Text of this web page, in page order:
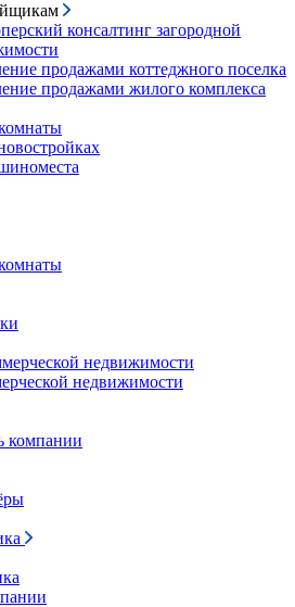
консалтинг загородной
продажами коттеджного поселка
продажами жилого комплекса
недвижимости
недвижимости
компании